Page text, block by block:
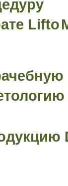
Lifto